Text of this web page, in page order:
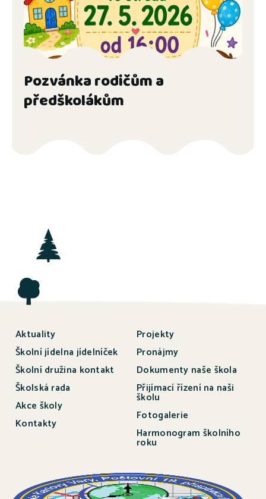
Pozvánka rodičům a
předškolákům
Aktuality
Školní jídelna jídelníček
Školní družina kontakt
Školská rada
Akce školy
Kontakty
Projekty
Pronájmy
Dokumenty naše škola
Přijímací řízení na naši
školu
Fotogalerie
Harmonogram školního
roku